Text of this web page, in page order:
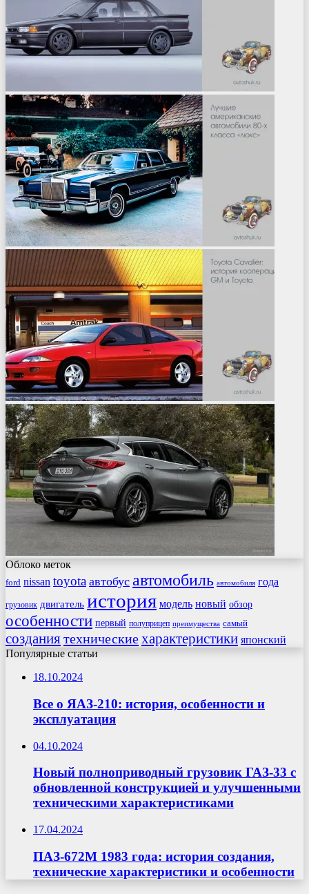
Облоко меток
ford nissan toyota автобус автомобиль автомобиля года
грузовик двигатель история модель новый обзор
особенности первый полуприцеп преимущества самый
созданиятехническиехарактеристики японский
Популярные статьи
18.10.2024
Все о ЯАЗ-210: история, особенности и
эксплуатация
04.10.2024
Новый полноприводный грузовик ГАЗ-33 с
обновленной конструкцией и улучшенными
техническими характеристиками
17.04.2024
ПАЗ-672М 1983 года: история создания,
технические характеристики и особенности